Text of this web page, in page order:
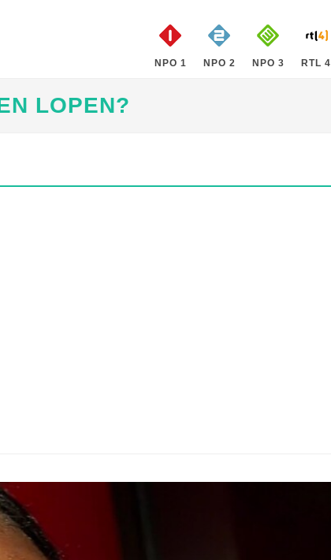
NPO 1 NPO 2 NPO 3 RTL 4
LOPEN?